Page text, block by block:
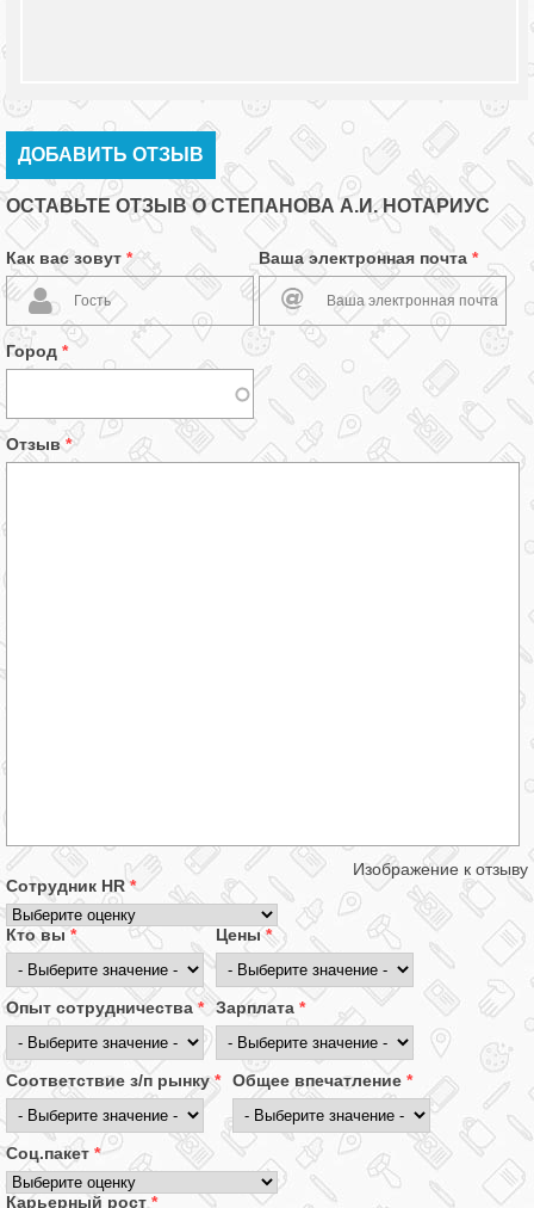
ДОБАВИТЬ ОТЗЫВ
ОСТАВЬТЕ ОТЗЫВ О СТЕПАНОВА А.И. НОТАРИУС
Как вас зовут * Ваша электронная почта *
Город *
Отзыв*
Изображение к отзыву
Сотрудник HR*
Кто вы* Цены*
Опыт сотрудничества* Зарплата *
Соответствие з/п рынку* Общее впечатление *
Соц.пакет *
Карьерный рост *